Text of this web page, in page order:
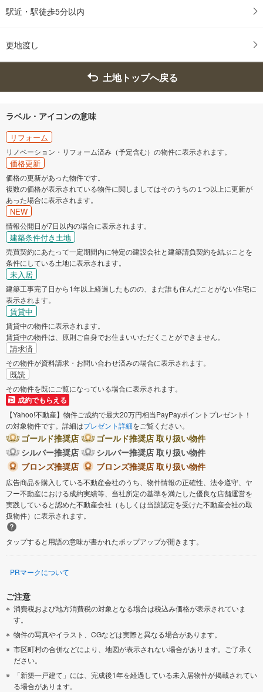
駅近・駅徒歩5分以内
更地渡し
土地トップへ戻る
ラベル・アイコンの意味
リフォーム
リノベーション・リフォーム済み（予定含む）の物件に表示されます。
価格更新
価格の更新があった物件です。
複数の価格が表示されている物件に関しましてはそのうちの１つ以上に更新が
あった場合に表示されます。
NEW
情報公開日が7日以内の場合に表示されます。
建築条件付き土地
売買契約にあたって一定期間内に特定の建設会社と建築請負契約を結ぶことを
条件にしている土地に表示されます。
未入居
建築工事完了日から1年以上経過したものの、まだ誰も住んだことがない住宅に
表示されます。
賃貸中
賃貸中の物件に表示されます。
賃貸中の物件は、原則ご自身でお住まいいただくことができません。
請求済
その物件が資料請求・お問い合わせ済みの場合に表示されます。
既読
その物件を既にご覧になっている場合に表示されます。
成約でもらえる
【Yahoo!不動産】物件ご成約で最大20万円相当PayPayポイントプレゼント！
の対象物件です。詳細はプレゼント詳細をご覧ください。
ゴールド推奨店
ゴールド推奨店 取り扱い物件
シルバー推奨店
シルバー推奨店 取り扱い物件
ブロンズ推奨店
ブロンズ推奨店 取り扱い物件
広告商品を購入している不動産会社のうち、物件情報の正確性、法令遵守、ヤ
フー不動産における成約実績等、当社所定の基準を満たした優良な店舗運営を
実践していると認めた不動産会社（もしくは当該認定を受けた不動産会社の取
扱物件）に表示されます。
タップすると用語の意味が書かれたポップアップが開きます。
PRマークについて
ご注意
消費税および地方消費税の対象となる場合は税込み価格が表示されていま
す。
物件の写真やイラスト、CGなどは実際と異なる場合があります。
市区町村の合併などにより、地図が表示されない場合があります。ご了承く
ださい。
「新築一戸建て」には、完成後1年を経過している未入居物件が掲載されてい
る場合があります。